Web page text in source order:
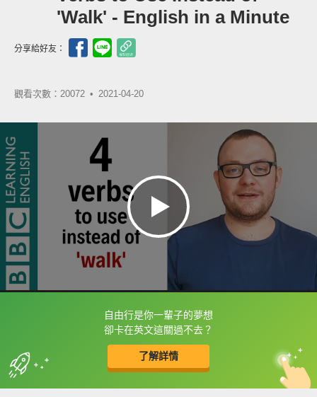
'Walk' - English in a Minute
分享給好友：
觀看次數：20072 • 2021-04-20
自由行是你一輩子的夢想
卻卡在英文這關過不去？
了解詳情
框選或點兩下字幕可以直接查字典喔！
收錄佳句 中
英